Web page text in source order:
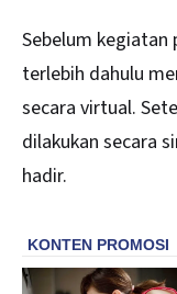
Sebelum kegiatan
terlebih dahulu
secara virtual.
dilakukan secara
hadir.